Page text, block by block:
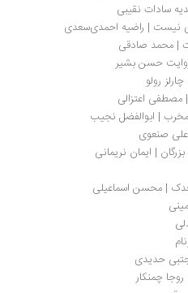
نقیبی
| راضیه احمدی‌سعدی
صادقی
حسن بشیر
اعتزالی
نجیب
ایمان نریمانی
اسماعیلی